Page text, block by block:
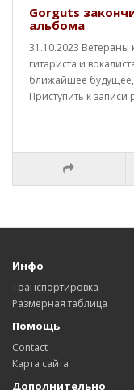
Gorguts
альбома
31.10.2023 Ветераны
гитариста и
ближайшее будущее,
Приступить к
Инфо
Транспортировка
Размерная таблица
Помощь
Contact
Карта сайта
Дополнительно